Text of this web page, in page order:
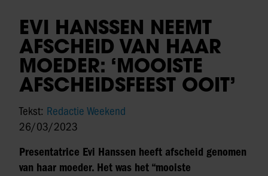
EVI HANSSEN NEEMT
AFSCHEID VAN HAAR
MOEDER: ‘MOOISTE
AFSCHEIDSFEEST OOIT’
Tekst: Redactie Weekend
26/03/2023
Presentatrice Evi Hanssen heeft afscheid genomen
van haar moeder. Het was het “mooiste